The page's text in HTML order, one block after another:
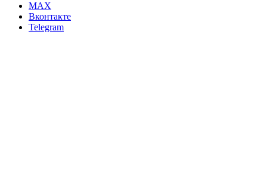
MAX
Вконтакте
Telegram